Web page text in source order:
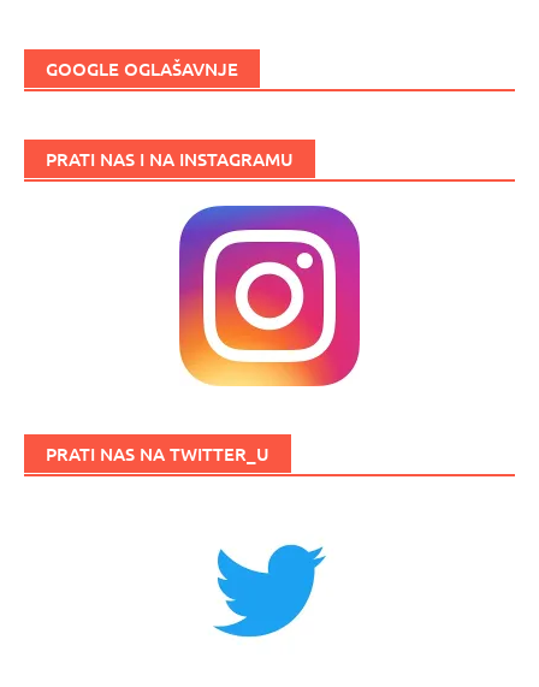
GOOGLE OGLAŠAVNJE
PRATI NAS I NA INSTAGRAMU
PRATI NAS NA TWITTER_U